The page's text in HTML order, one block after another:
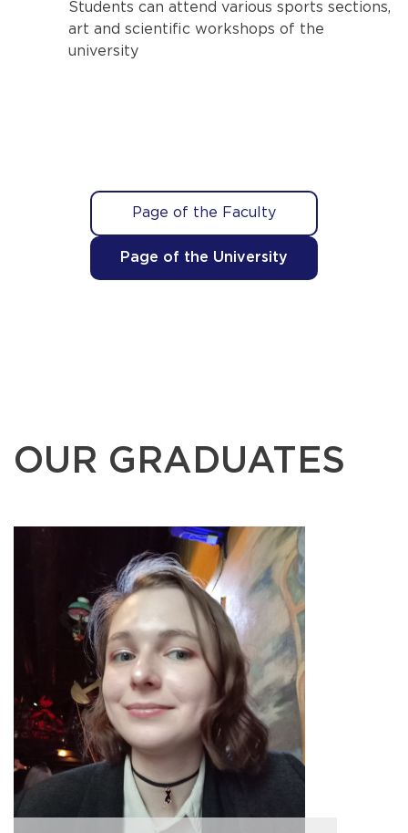
Students can attend various sports sections,
art and scientific workshops of the
university
Page of the Faculty
Page of the University
OUR GRADUATES